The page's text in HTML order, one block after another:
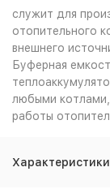
служит для
отопительного
внешнего
Буферная
любыми
работы
Характеристики